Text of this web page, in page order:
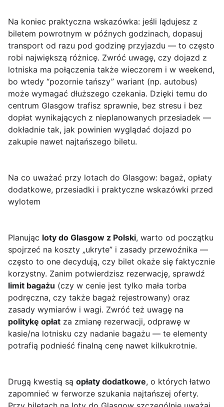
Na koniec praktyczna wskazówka: jeśli lądujesz z
biletem powrotnym w późnych godzinach, dopasuj
transport od razu pod godzinę przyjazdu — to często
robi największą różnicę. Zwróć uwagę, czy dojazd z
lotniska ma połączenia także wieczorem i w weekend,
bo wtedy “pozornie tańszy” wariant (np. autobus)
może wymagać dłuższego czekania. Dzięki temu do
centrum Glasgow trafisz sprawnie, bez stresu i bez
dopłat wynikających z nieplanowanych przesiadek —
dokładnie tak, jak powinien wyglądać dojazd po
zakupie nawet najtańszego biletu.
Na co uważać przy lotach do Glasgow: bagaż, opłaty
dodatkowe, przesiadki i praktyczne wskazówki przed
wylotem
Planując loty do Glasgow z Polski, warto od początku
spojrzeć na koszty „ukryte” i zasady przewoźnika —
często to one decydują, czy bilet okaże się faktycznie
korzystny. Zanim potwierdzisz rezerwację, sprawdź
limit bagażu (czy w cenie jest tylko mała torba
podręczna, czy także bagaż rejestrowany) oraz
zasady wymiarów i wagi. Zwróć też uwagę na
politykę opłat za zmianę rezerwacji, odprawę w
kasie/na lotnisku czy nadanie bagażu — te elementy
potrafią podnieść finalną cenę nawet kilkukrotnie.
Drugą kwestią są opłaty dodatkowe, o których łatwo
zapomnieć w ferworze szukania najtańszej oferty.